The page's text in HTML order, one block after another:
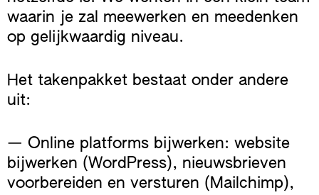
waarin je zal meewerken en meedenken
op gelijkwaardig niveau.
Het takenpakket bestaat onder andere
uit:
— Online platforms bijwerken: website
bijwerken (WordPress), nieuwsbrieven
voorbereiden en versturen (Mailchimp),